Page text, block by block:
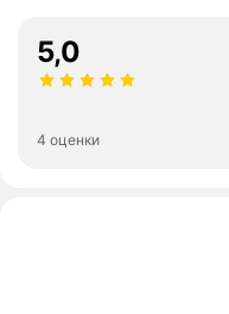
5,0
4 оценки